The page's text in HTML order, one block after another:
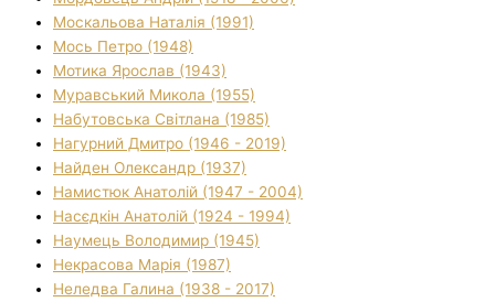
Москальова Наталія (1991)
Мось Петро (1948)
Мотика Ярослав (1943)
Муравський Микола (1955)
Набутовська Світлана (1985)
Нагурний Дмитро (1946 - 2019)
Найден Олександр (1937)
Намистюк Анатолій (1947 - 2004)
Насєдкін Анатолій (1924 - 1994)
Наумець Володимир (1945)
Некрасова Марія (1987)
Неледва Галина (1938 - 2017)